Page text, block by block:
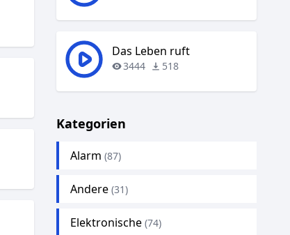
Das Leben ruft
3444 518
Kategorien
Alarm (87)
Andere (31)
Elektronische (74)